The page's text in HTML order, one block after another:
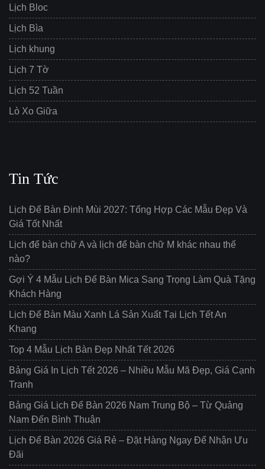
Lịch Bloc
Lịch Bìa
Lịch khung
Lịch 7 Tờ
Lịch 52 Tuần
Lò Xo Giữa
Tin Tức
Lịch Để Bàn Đinh Mùi 2027: Tổng Hợp Các Mẫu Đẹp Và
Giá Tốt Nhất
Lịch để bàn chữ A và lịch để bàn chữ M khác nhau thế
nào?
Gợi Ý 4 Mẫu Lịch Để Bàn Mica Sang Trọng Làm Quà Tặng
Khách Hàng
Lịch Để Bàn Màu Xanh Lá Sản Xuất Tại Lịch Tết An
Khang
Top 4 Mẫu Lịch Bàn Đẹp Nhất Tết 2026
Bảng Giá In Lịch Tết 2026 – Nhiều Mẫu Mã Đẹp, Giá Cạnh
Tranh
Bảng Giá Lịch Để Bàn 2026 Nam Trung Bộ – Từ Quảng
Nam Đến Bình Thuận
Lịch Để Bàn 2026 Giá Rẻ – Đặt Hàng Ngay Để Nhận Ưu
Đãi